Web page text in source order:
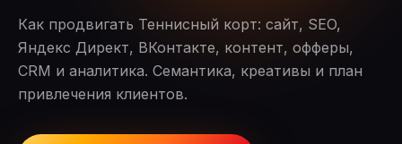
Как продвигать Теннисный корт: сайт, SEO,
Яндекс Директ, ВКонтакте, контент, офферы,
CRM и аналитика. Семантика, креативы и план
привлечения клиентов.